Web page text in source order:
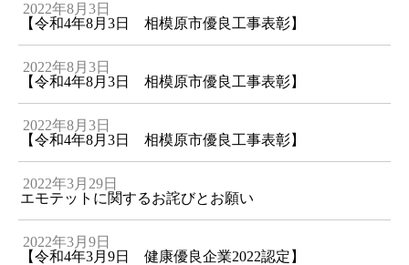
2022年8月3日
【令和4年8月3日 相模原市優良工事表彰】
2022年8月3日
【令和4年8月3日 相模原市優良工事表彰】
2022年8月3日
【令和4年8月3日 相模原市優良工事表彰】
2022年3月29日
エモテットに関するお詫びとお願い
2022年3月9日
【令和4年3月9日 健康優良企業2022認定】